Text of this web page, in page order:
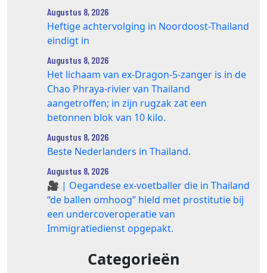
Augustus 8, 2026
Heftige achtervolging in Noordoost-Thailand
eindigt in
Augustus 8, 2026
Het lichaam van ex-Dragon‑5‑zanger is in de
Chao Phraya‑rivier van Thailand
aangetroffen; in zijn rugzak zat een
betonnen blok van 10 kilo.
Augustus 8, 2026
Beste Nederlanders in Thailand.
Augustus 8, 2026
🎥 | Oegandese ex-voetballer die in Thailand
“de ballen omhoog” hield met prostitutie bij
een undercoveroperatie van
Immigratiedienst opgepakt.
Categorieën